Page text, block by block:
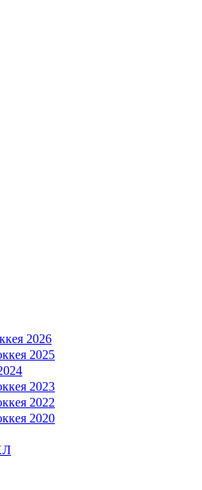
2026
2025
2023
2022
2020